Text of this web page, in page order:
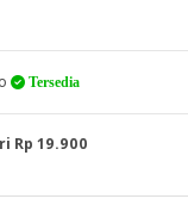
Tersedia
Rp 19.900